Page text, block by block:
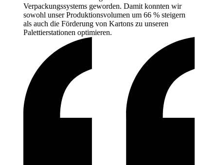
Verpackungssystems geworden. Damit konnten wir
sowohl unser Produktionsvolumen um 66 % steigern
als auch die Förderung von Kartons zu unseren
Palettierstationen optimieren.